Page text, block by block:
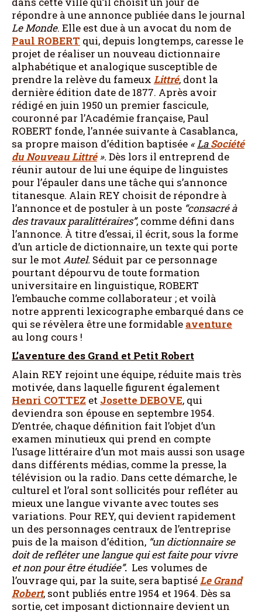
répondre à une annonce publiée dans le journal
Le Monde. Elle est due à un avocat du nom de
Paul ROBERT qui, depuis longtemps, caresse le
projet de réaliser un nouveau dictionnaire
alphabétique et analogique susceptible de
prendre la relève du fameux Littré, dont la
dernière édition date de 1877. Après avoir
rédigé en juin 1950 un premier fascicule,
couronné par l’Académie française, Paul
ROBERT fonde, l’année suivante à Casablanca,
sa propre maison d’édition baptisée «LaSociété
du Nouveau Littré».Dès lors il entreprend de
réunir autour de lui une équipe de linguistes
pour l’épauler dans une tâche qui s’annonce
titanesque. Alain REY choisit de répondre à
l’annonce et de postuler à un poste “consacré à
des travaux paralittéraires”, comme défini dans
l’annonce. À titre d’essai, il écrit, sous la forme
d’un article de dictionnaire, un texte qui porte
sur le motAutel. Séduit par ce personnage
pourtant dépourvu de toute formation
universitaire en linguistique, ROBERT
l’embauche comme collaborateur ; et voilà
notre apprenti lexicographe embarqué dans ce
qui se révèlera être une formidable aventure
au long cours !
L’aventure des Grand et Petit Robert
Alain REY rejoint une équipe, réduite mais très
motivée, dans laquelle figurent également
Henri COTTEZ et Josette DEBOVE, qui
deviendra son épouse en septembre 1954.
D’entrée, chaque définition fait l’objet d’un
examen minutieux qui prend en compte
l’usage littéraire d’un mot mais aussi son usage
dans différents médias, comme la presse, la
télévision ou la radio. Dans cette démarche, le
culturel et l’oral sont sollicités pour refléter au
mieux une langue vivante avec toutes ses
variations. Pour REY, qui devient rapidement
un des personnages centraux de l’entreprise
puis de la maison d’édition, “un dictionnaire se
doit de refléter une langue qui est faite pour vivre
et non pour être étudiée”. Les volumes de
l’ouvrage qui, par la suite, sera baptiséLe Grand
Robert, sont publiés entre 1954 et 1964. Dès sa
sortie, cet imposant dictionnaire devient un